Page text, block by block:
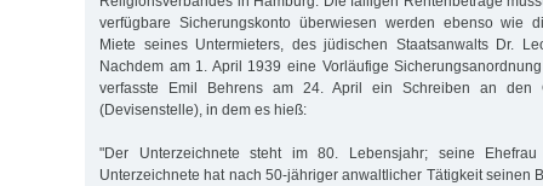
verfügbare Sicherungskonto überwiesen werden ebenso wie
Miete seines Untermieters, des jüdischen Staatsanwalts Dr.
Nachdem am 1. April 1939 eine Vorläufige
verfasste Emil Behrens am 24. April ein Schreiben an den
(Devisenstelle), in dem es hieß:
"Der Unterzeichnete steht im 80. Lebensjahr; seine
Unterzeichnete hat nach 50-jähriger anwaltlicher Tätigkeit seinen